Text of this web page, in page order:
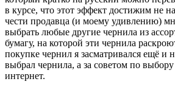
в курсе, что этот эффект достижим не
чести продавца (и моему удивлению)
выбрать любые другие чернила из
бумагу, на которой эти чернила
покупке чернил я засматривался ещё и
выбрал чернила, а за советом по
интернет.